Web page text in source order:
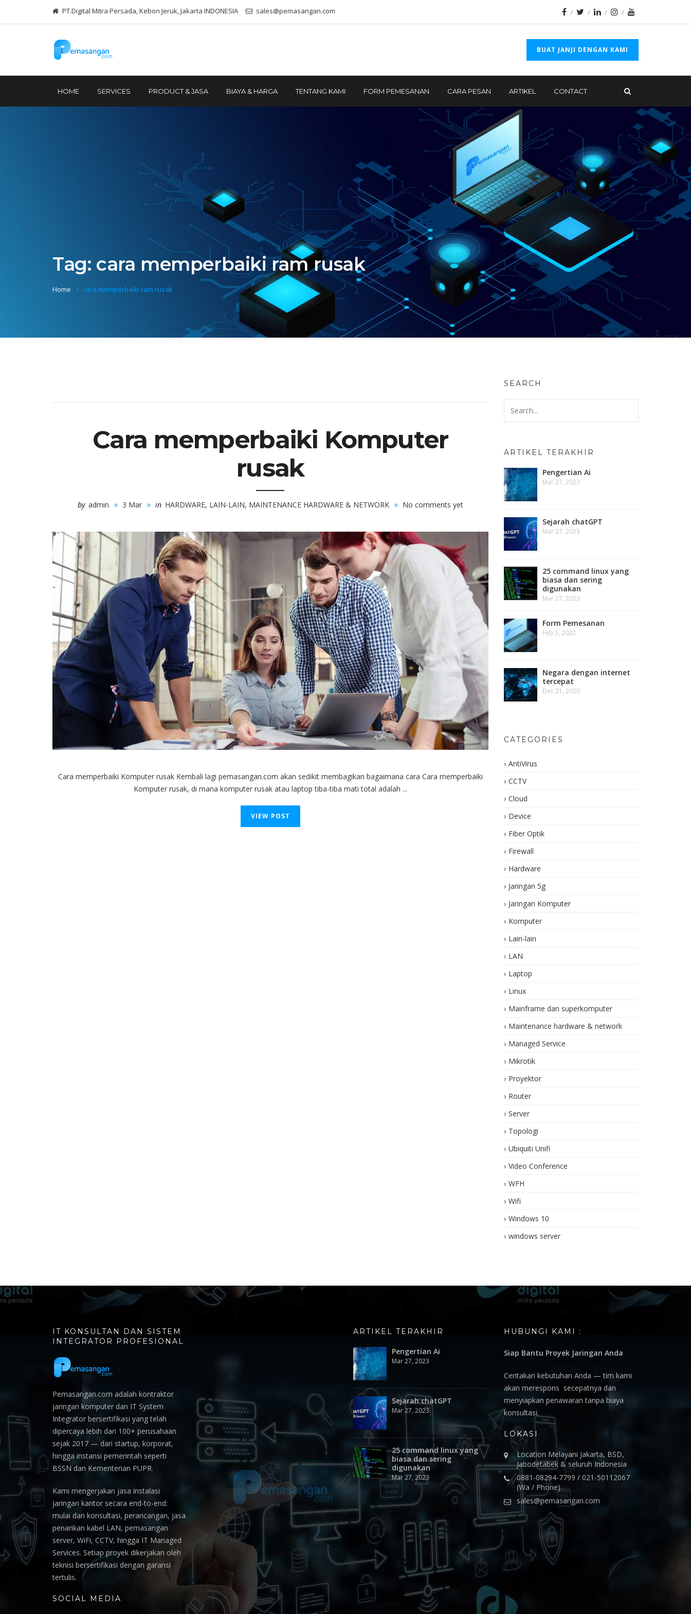
PT.Digital Mitra Persada, Kebon Jeruk, Jakarta INDONESIA sales@pemasangan.com
BUAT JANJI DENGAN KAMI
HOME SERVICES PRODUCT & JASA BIAYA & HARGA TENTANG KAMI FORM PEMESANAN CARA PESAN ARTIKEL CONTACT
Tag: cara memperbaiki ram rusak
Home cara memperbaiki ram rusak
Cara memperbaiki Komputer
rusak
by admin 3 Mar in HARDWARE, LAIN-LAIN, MAINTENANCE HARDWARE & NETWORK No comments yet
Cara memperbaiki Komputer rusak Kembali lagi pemasangan.com akan sedikit membagikan bagaimana cara Cara memperbaiki
Komputer rusak, di mana komputer rusak atau laptop tiba-tiba mati total adalah ...
VIEW POST
SEARCH
ARTIKEL TERAKHIR
Pengertian Ai
Mar 27, 2023
Sejarah chatGPT
Mar 27, 2023
25 command linux yang
biasa dan sering
digunakan
Mar 27, 2023
Form Pemesanan
Feb 3, 2022
Negara dengan internet
tercepat
Dec 21, 2020
CATEGORIES
AntiVirus
CCTV
Cloud
Device
Fiber Optik
Firewall
Hardware
Jaringan 5g
Jaringan Komputer
Komputer
Lain-lain
LAN
Laptop
Linux
Mainframe dan superkomputer
Maintenance hardware & network
Managed Service
Mikrotik
Proyektor
Router
Server
Topologi
Ubiquiti Unifi
Video Conference
WFH
Wifi
Windows 10
windows server
IT KONSULTAN DAN SISTEM
INTEGRATOR PROFESIONAL
Pemasangan.com adalah kontraktor
jaringan komputer dan IT System
Integrator bersertifikasi yang telah
dipercaya lebih dari 100+ perusahaan
sejak 2017 — dari startup, korporat,
hingga instansi pemerintah seperti
BSSN dan Kementerian PUPR.
Kami mengerjakan jasa instalasi
jaringan kantor secara end-to-end:
mulai dari konsultasi, perancangan, jasa
penarikan kabel LAN, pemasangan
server, WiFi, CCTV, hingga IT Managed
Services. Setiap proyek dikerjakan oleh
teknisi bersertifikasi dengan garansi
tertulis.
SOCIAL MEDIA
ARTIKEL TERAKHIR
Pengertian Ai
Mar 27, 2023
Sejarah chatGPT
Mar 27, 2023
25 command linux yang
biasa dan sering
digunakan
Mar 27, 2023
HUBUNGI KAMI :
Siap Bantu Proyek Jaringan Anda
Ceritakan kebutuhan Anda — tim kami
akan merespons secepatnya dan
menyiapkan penawaran tanpa biaya
konsultasi.
LOKASI
Location Melayani Jakarta, BSD,
Jabodetabek & seluruh Indonesia
0881-08294-7799 / 021-50112067
(Wa / Phone)
sales@pemasangan.com